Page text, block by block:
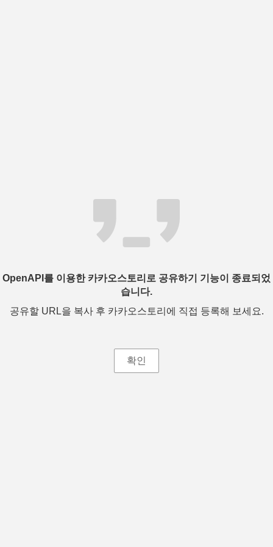
OpenAPI를 이용한 카카오스토리로 공유하기 기능이 종료되었
습니다.
공유할 URL을 복사 후 카카오스토리에 직접 등록해 보세요.
확인